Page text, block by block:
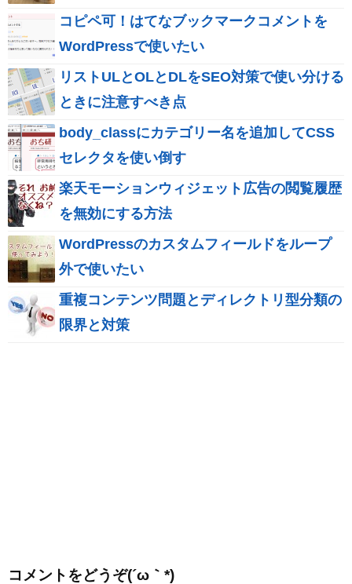
コピペ可！はてなブックマークコメントを
WordPressで使いたい
リストULとOLとDLをSEO対策で使い分ける
ときに注意すべき点
body_classにカテゴリー名を追加してCSS
セレクタを使い倒す
楽天モーションウィジェット広告の閲覧履歴
を無効にする方法
WordPressのカスタムフィールドをループ
外で使いたい
重複コンテンツ問題とディレクトリ型分類の
限界と対策
コメントをどうぞ(´ω｀*)